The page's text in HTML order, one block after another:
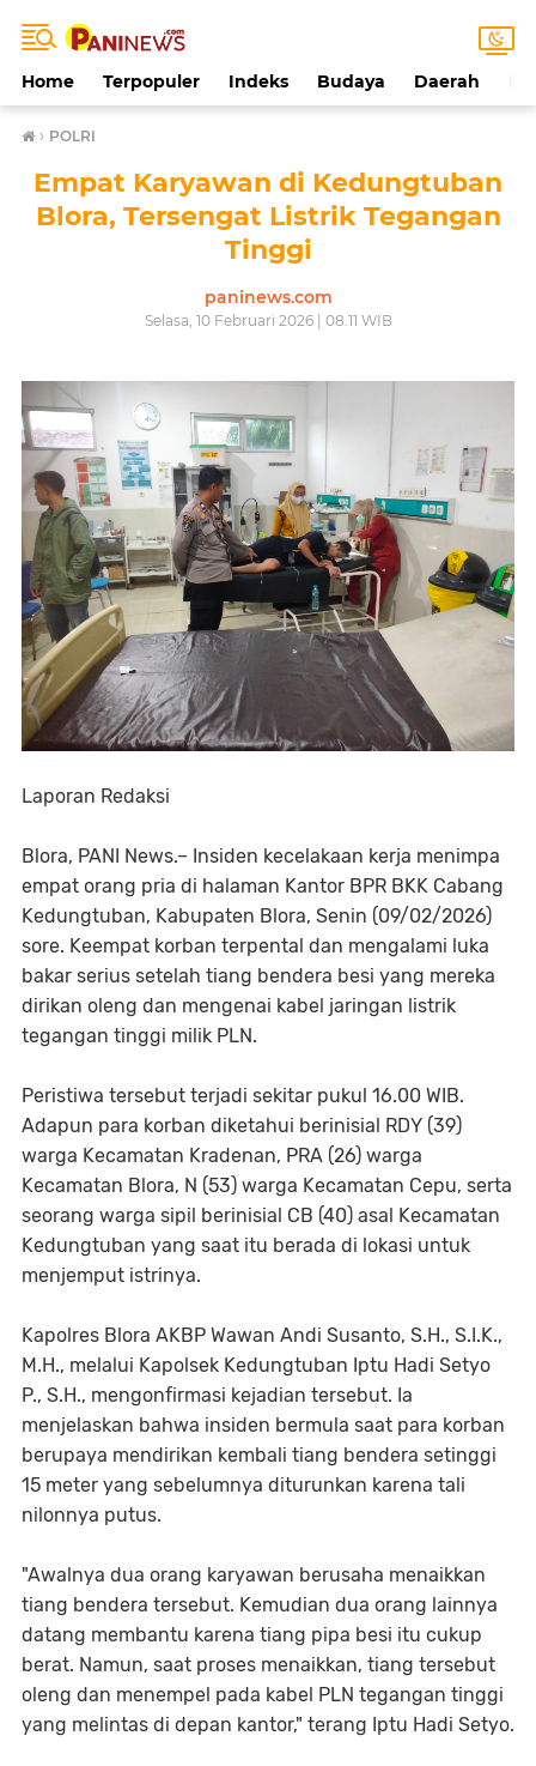
Home Terpopuler Indeks Budaya Daerah
› POLRI
Empat Karyawan di Kedungtuban
Blora, Tersengat Listrik Tegangan
Tinggi
paninews.com
Selasa, 10 Februari 2026 | 08.11 WIB
Laporan Redaksi
Blora, PANI News.– Insiden kecelakaan kerja menimpa
empat orang pria di halaman Kantor BPR BKK Cabang
Kedungtuban, Kabupaten Blora, Senin (09/02/2026)
sore. Keempat korban terpental dan mengalami luka
bakar serius setelah tiang bendera besi yang mereka
dirikan oleng dan mengenai kabel jaringan listrik
tegangan tinggi milik PLN.
Peristiwa tersebut terjadi sekitar pukul 16.00 WIB.
Adapun para korban diketahui berinisial RDY (39)
warga Kecamatan Kradenan, PRA (26) warga
Kecamatan Blora, N (53) warga Kecamatan Cepu, serta
seorang warga sipil berinisial CB (40) asal Kecamatan
Kedungtuban yang saat itu berada di lokasi untuk
menjemput istrinya.
Kapolres Blora AKBP Wawan Andi Susanto, S.H., S.I.K.,
M.H., melalui Kapolsek Kedungtuban Iptu Hadi Setyo
P., S.H., mengonfirmasi kejadian tersebut. Ia
menjelaskan bahwa insiden bermula saat para korban
berupaya mendirikan kembali tiang bendera setinggi
15 meter yang sebelumnya diturunkan karena tali
nilonnya putus.
"Awalnya dua orang karyawan berusaha menaikkan
tiang bendera tersebut. Kemudian dua orang lainnya
datang membantu karena tiang pipa besi itu cukup
berat. Namun, saat proses menaikkan, tiang tersebut
oleng dan menempel pada kabel PLN tegangan tinggi
yang melintas di depan kantor," terang Iptu Hadi Setyo.